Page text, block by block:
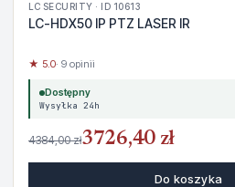
LC SECURITY · ID 10613
LC-HDX50 IP PTZ LASER IR
★ 5.0· 9 opinii
Dostępny
Wysyłka 24h
4384,00 zł3726,40 zł
Do koszyka